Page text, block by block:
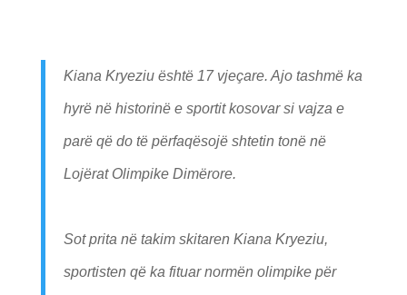
Kiana Kryeziu është 17 vjeçare. Ajo tashmë ka
hyrë në historinë e sportit kosovar si vajza e
parë që do të përfaqësojë shtetin tonë në
Lojërat Olimpike Dimërore.
Sot prita në takim skitaren Kiana Kryeziu,
sportisten që ka fituar normën olimpike për